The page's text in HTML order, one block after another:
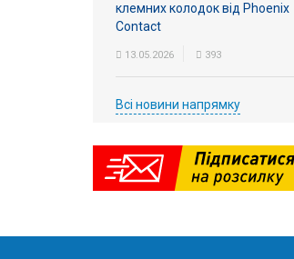
клемних колодок від Phoenix
Contact
13.05.2026 393
Всі новини напрямку